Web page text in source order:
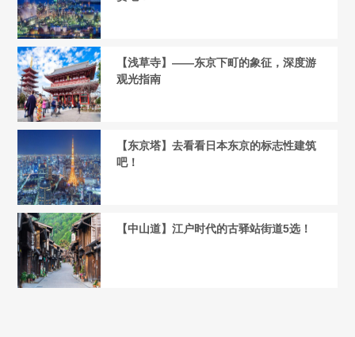
【浅草寺】——东京下町的象征，深度游
观光指南
【东京塔】去看看日本东京的标志性建筑
吧！
【中山道】江户时代的古驿站街道5选！